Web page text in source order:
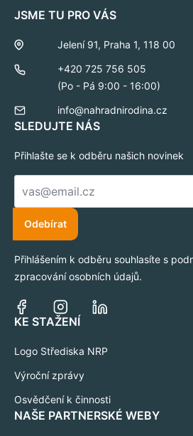
JSME TU PRO VÁS
Jelení 91, Praha 1, 118 00
+420 725 756 505
(Po - Pá 9:00 - 16:00)
info@nahradnirodina.cz
SLEDUJTE NÁS
Přihlašte se k odběru našich novinek
E-
mail
Odebírat
Přihlášením k odběru souhlasíte s
zpracování osobních údajů.
KE STAŽENÍ
Logo Střediska NRP
Výroční zprávy
Osvědčení k činnosti
NAŠE PARTNERSKÉ WEBY